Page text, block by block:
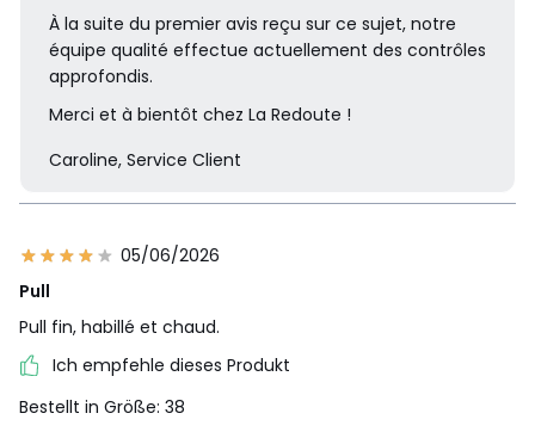
À la suite du premier avis reçu sur ce sujet, notre
équipe qualité effectue actuellement des contrôles
approfondis.
Merci et à bientôt chez La Redoute !
Caroline, Service Client
05/06/2026
Pull
Pull fin, habillé et chaud.
Ich empfehle dieses Produkt
Bestellt in Größe: 38